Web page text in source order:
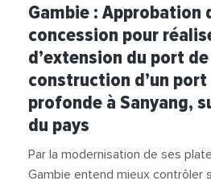
Gambie :
concession pour
d’extension du port
construction d’un port
profonde à Sanyang,
du pays
Par la modernisation de ses
Gambie entend mieux contrôler